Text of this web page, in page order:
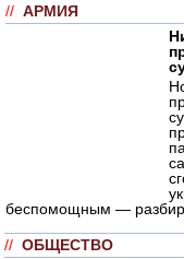
// АРМИЯ
беспомощным —
// ОБЩЕСТВО